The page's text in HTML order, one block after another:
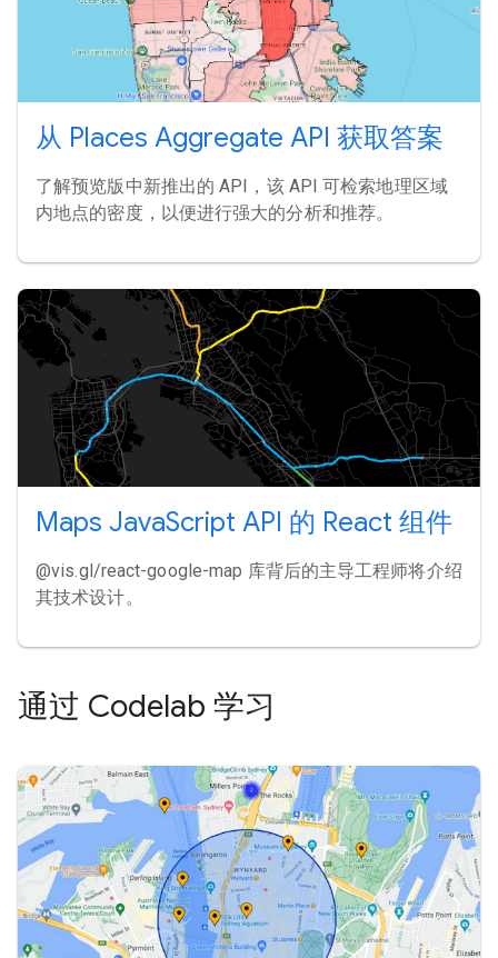
从 Places Aggregate API 获取答案
了解预览版中新推出的 API，该 API 可检索地理区域
内地点的密度，以便进行强大的分析和推荐。
Maps JavaScript API 的 React 组件
@vis.gl/react-google-map 库背后的主导工程师将介绍
其技术设计。
通过 Codelab 学习